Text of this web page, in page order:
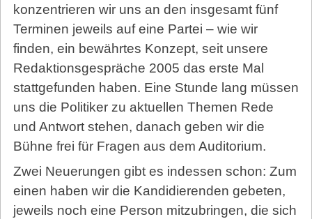
konzentrieren wir uns an den insgesamt fünf
Terminen jeweils auf eine Partei – wie wir
finden, ein bewährtes Konzept, seit unsere
Redaktionsgespräche 2005 das erste Mal
stattgefunden haben. Eine Stunde lang müssen
uns die Politiker zu aktuellen Themen Rede
und Antwort stehen, danach geben wir die
Bühne frei für Fragen aus dem Auditorium.
Zwei Neuerungen gibt es indessen schon: Zum
einen haben wir die Kandidierenden gebeten,
jeweils noch eine Person mitzubringen, die sich